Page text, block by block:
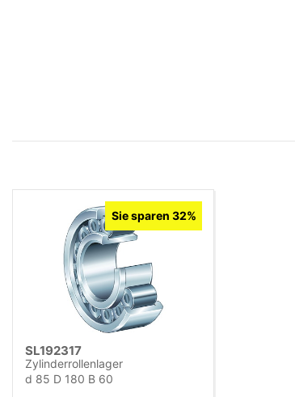
Sie sparen 32%
SL192317
Zylinderrollenlager
d 85 D 180 B 60